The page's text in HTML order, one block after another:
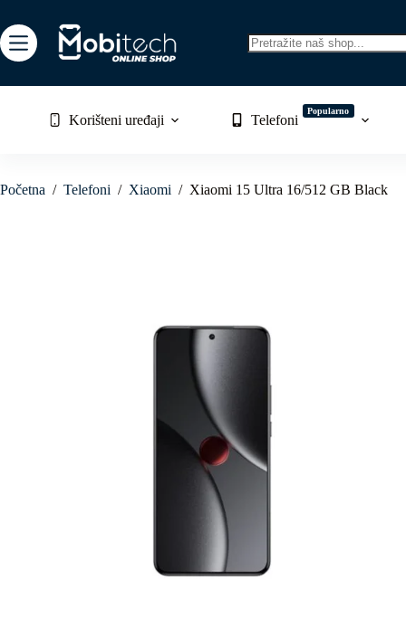
to
content
Korišteni uređaji Telefoni
Popularno
Početna / Telefoni / Xiaomi / Xiaomi 15 Ultra 16/512 GB Black